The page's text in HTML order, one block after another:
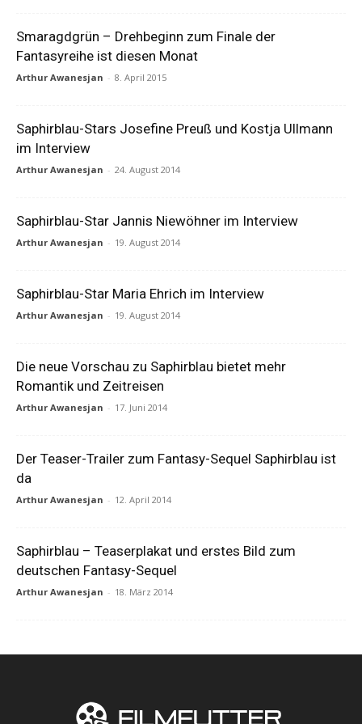
Smaragdgrün – Drehbeginn zum Finale der
Fantasyreihe ist diesen Monat
Arthur Awanesjan - 8. April 2015
Saphirblau-Stars Josefine Preuß und Kostja Ullmann
im Interview
Arthur Awanesjan - 24. August 2014
Saphirblau-Star Jannis Niewöhner im Interview
Arthur Awanesjan - 19. August 2014
Saphirblau-Star Maria Ehrich im Interview
Arthur Awanesjan - 19. August 2014
Die neue Vorschau zu Saphirblau bietet mehr
Romantik und Zeitreisen
Arthur Awanesjan - 17. Juni 2014
Der Teaser-Trailer zum Fantasy-Sequel Saphirblau ist
da
Arthur Awanesjan - 12. April 2014
Saphirblau – Teaserplakat und erstes Bild zum
deutschen Fantasy-Sequel
Arthur Awanesjan - 18. März 2014